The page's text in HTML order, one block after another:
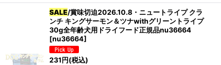
グループ:
SALE/賞味切迫2026.10.8・ニュートライプ クラ
ンチ キングサーモン＆ツナwithグリーントライプ
30g全年齢犬用ドライフード正規品nu36664
[nu36664]
231 円(税込)